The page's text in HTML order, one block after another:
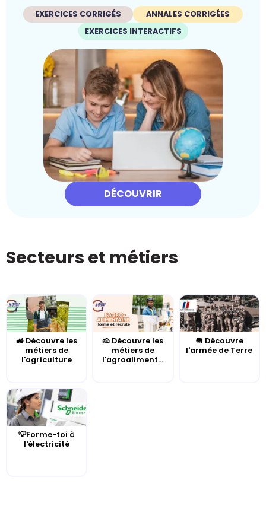
EXERCICES CORRIGÉS
ANNALES CORRIGÉES
EXERCICES INTERACTIFS
DÉCOUVRIR
Secteurs et métiers
🚜 Découvre les
métiers de
l'agriculture
🧀 Découvre les
métiers de
l'agroaliment...
🪖 Découvre
l'armée de Terre
💡Forme-toi à
l'électricité